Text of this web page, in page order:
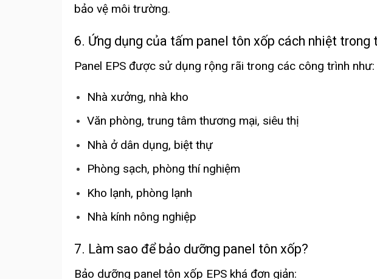
bảo vệ môi trường.
6. Ứng dụng của tấm panel tôn xốp cách nhiệt trong
Panel EPS được sử dụng rộng rãi trong các công trình như:
Nhà xưởng, nhà kho
Văn phòng, trung tâm thương mại, siêu thị
Nhà ở dân dụng, biệt thự
Phòng sạch, phòng thí nghiệm
Kho lạnh, phòng lạnh
Nhà kính nông nghiệp
7. Làm sao để bảo dưỡng panel tôn xốp?
Bảo dưỡng panel tôn xốp EPS khá đơn giản: